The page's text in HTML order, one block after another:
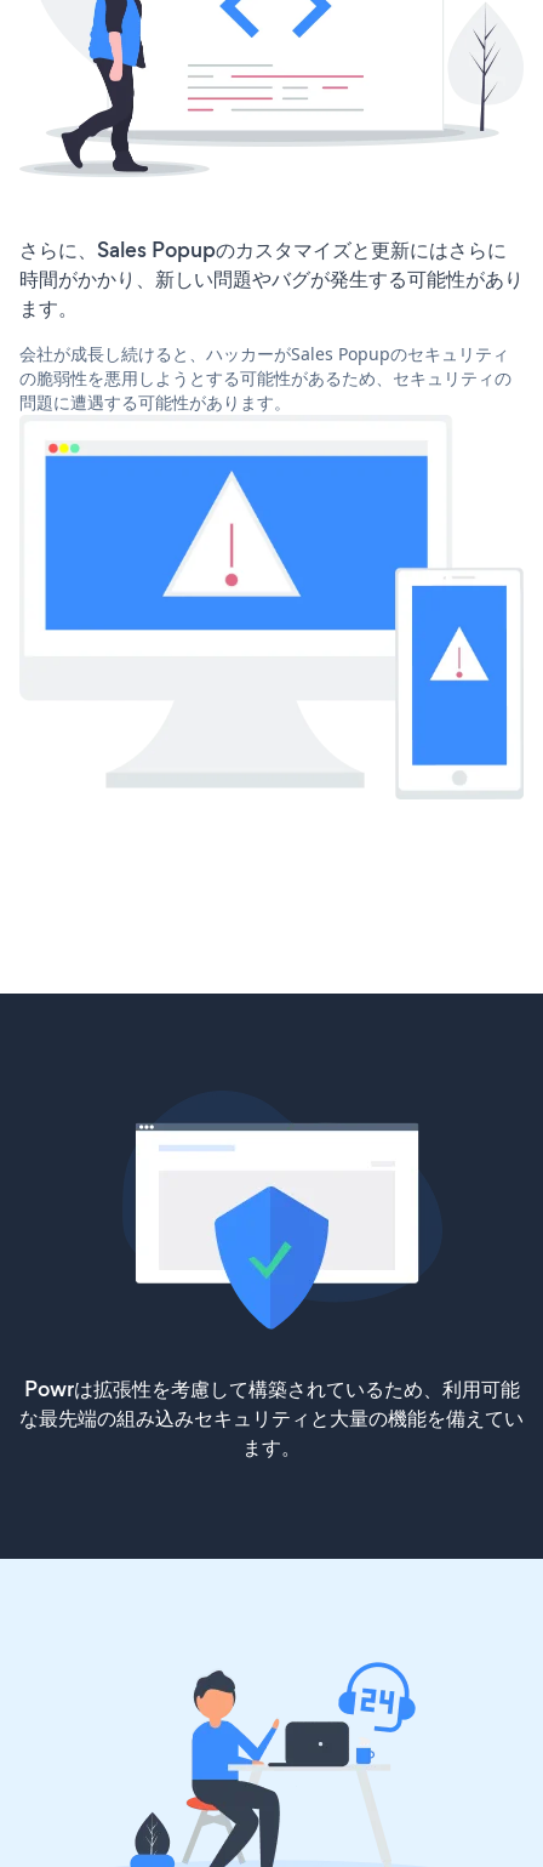
さらに、Sales Popupのカスタマイズと更新にはさらに
時間がかかり、新しい問題やバグが発生する可能性があり
ます。
会社が成長し続けると、ハッカーがSales Popupのセキュリティ
の脆弱性を悪用しようとする可能性があるため、セキュリティの
問題に遭遇する可能性があります。
Powrは拡張性を考慮して構築されているため、利用可能
な最先端の組み込みセキュリティと大量の機能を備えてい
ます。